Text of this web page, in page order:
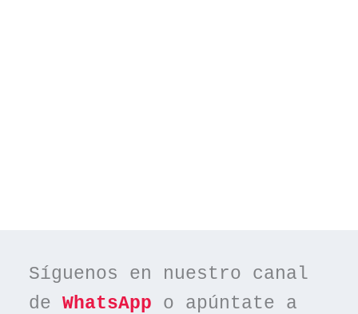
Síguenos en nuestro canal
de WhatsApp o apúntate a